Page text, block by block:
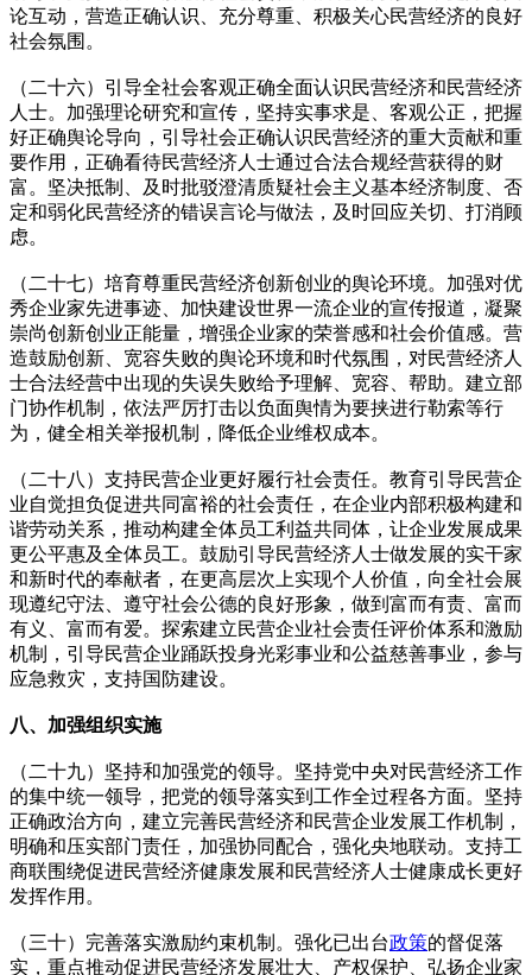
论互动，营造正确认识、充分尊重、积极关心民营经济的良好
社会氛围。
（二十六）引导全社会客观正确全面认识民营经济和民营经济
人士。加强理论研究和宣传，坚持实事求是、客观公正，把握
好正确舆论导向，引导社会正确认识民营经济的重大贡献和重
要作用，正确看待民营经济人士通过合法合规经营获得的财
富。坚决抵制、及时批驳澄清质疑社会主义基本经济制度、否
定和弱化民营经济的错误言论与做法，及时回应关切、打消顾
虑。
（二十七）培育尊重民营经济创新创业的舆论环境。加强对优
秀企业家先进事迹、加快建设世界一流企业的宣传报道，凝聚
崇尚创新创业正能量，增强企业家的荣誉感和社会价值感。营
造鼓励创新、宽容失败的舆论环境和时代氛围，对民营经济人
士合法经营中出现的失误失败给予理解、宽容、帮助。建立部
门协作机制，依法严厉打击以负面舆情为要挟进行勒索等行
为，健全相关举报机制，降低企业维权成本。
（二十八）支持民营企业更好履行社会责任。教育引导民营企
业自觉担负促进共同富裕的社会责任，在企业内部积极构建和
谐劳动关系，推动构建全体员工利益共同体，让企业发展成果
更公平惠及全体员工。鼓励引导民营经济人士做发展的实干家
和新时代的奉献者，在更高层次上实现个人价值，向全社会展
现遵纪守法、遵守社会公德的良好形象，做到富而有责、富而
有义、富而有爱。探索建立民营企业社会责任评价体系和激励
机制，引导民营企业踊跃投身光彩事业和公益慈善事业，参与
应急救灾，支持国防建设。
八、加强组织实施
（二十九）坚持和加强党的领导。坚持党中央对民营经济工作
的集中统一领导，把党的领导落实到工作全过程各方面。坚持
正确政治方向，建立完善民营经济和民营企业发展工作机制，
明确和压实部门责任，加强协同配合，强化央地联动。支持工
商联围绕促进民营经济健康发展和民营经济人士健康成长更好
发挥作用。
（三十）完善落实激励约束机制。强化已出台政策的督促落
实，重点推动促进民营经济发展壮大、产权保护、弘扬企业家